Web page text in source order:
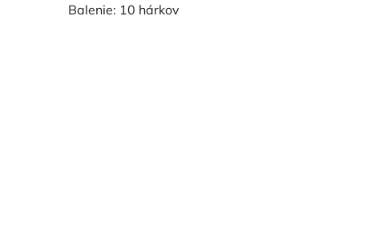
Balenie: 10 hárkov